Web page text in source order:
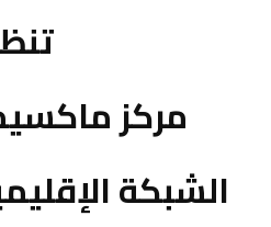
مركز
الشبكة